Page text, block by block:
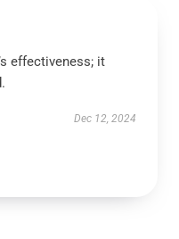
effectiveness; it
Dec 12, 2024